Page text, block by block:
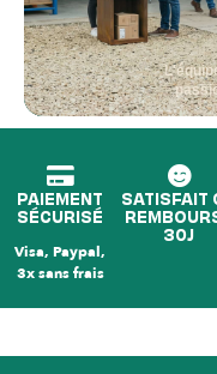
PAIEMENT
SÉCURISÉ
Visa, Paypal,
3x sans frais
SATISFAIT
30J